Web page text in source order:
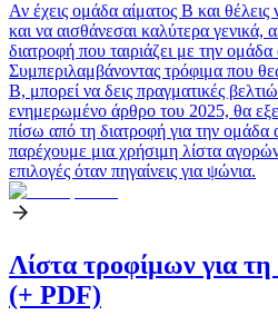
Αν έχεις ομάδα αίματος Β και θέλεις
και να αισθάνεσαι καλύτερα γενικά,
διατροφή που ταιριάζει με την
Συμπεριλαμβάνοντας τρόφιμα που
Β, μπορεί να δεις πραγματικές
ενημερωμένο άρθρο του 2025, θα
πίσω από τη διατροφή για την ομάδα
παρέχουμε μια χρήσιμη λίστα
επιλογές όταν πηγαίνεις για ψώνια.
Λίστα τροφίμων για
(+ PDF)